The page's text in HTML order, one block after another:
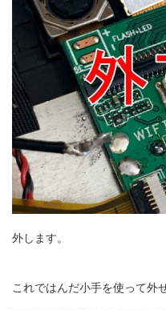
外します。
これではんだ小手を使って外